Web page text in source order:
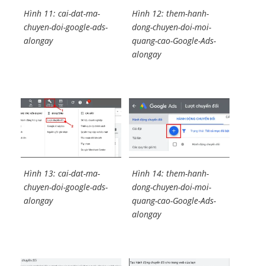
Hình 11: cai-dat-ma-
chuyen-doi-google-ads-
alongay
Hình 12: them-hanh-
dong-chuyen-doi-moi-
quang-cao-Google-Ads-
alongay
Hình 13: cai-dat-ma-
chuyen-doi-google-ads-
alongay
Hình 14: them-hanh-
dong-chuyen-doi-moi-
quang-cao-Google-Ads-
alongay